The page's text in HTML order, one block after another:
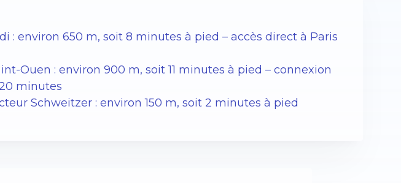
: environ 650 m, soit 8 minutes à pied – accès direct à Paris
Ouen : environ 900 m, soit 11 minutes à pied – connexion
minutes
Schweitzer : environ 150 m, soit 2 minutes à pied